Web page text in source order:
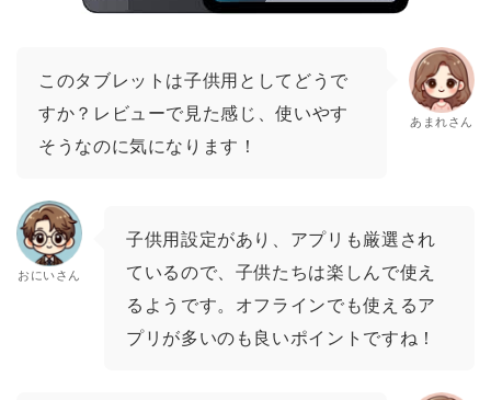
このタブレットは子供用としてどうで
すか？レビューで見た感じ、使いやす
そうなのに気になります！
あまれさん
おにいさん
子供用設定があり、アプリも厳選され
ているので、子供たちは楽しんで使え
るようです。オフラインでも使えるア
プリが多いのも良いポイントですね！